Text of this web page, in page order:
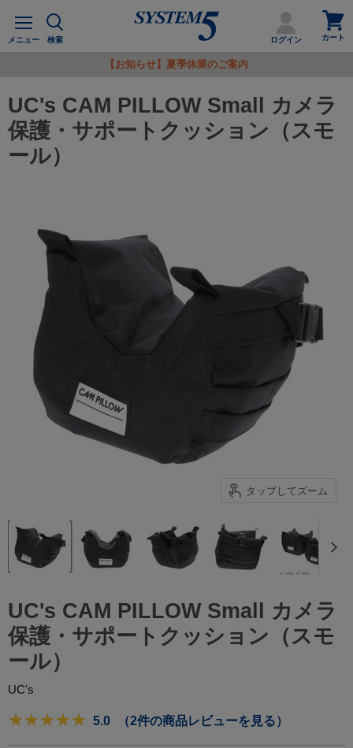
メ
ュ
メニュー 検索 ログイン
カ
ー
ト
を
カート
【お知らせ】夏季休業のご案内
UC's CAM PILLOW Small カメラ
保護・サポートクッション（スモ
ール）
タップしてズーム
UC's CAM PILLOW Small カメラ
保護・サポートクッション（スモ
ール）
UC's
5.0 （2件の商品レビューを見る）